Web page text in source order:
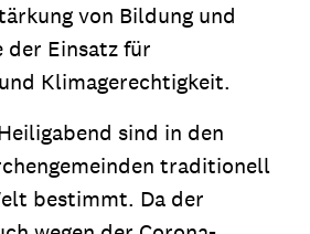
von Bildung und
der Einsatz für
Klimagerechtigkeit.
sind in den
traditionell
bestimmt. Da der